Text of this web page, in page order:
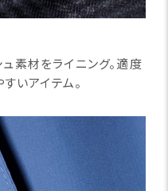
素材をライニング。適度
いアイテム。